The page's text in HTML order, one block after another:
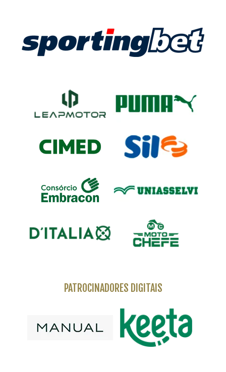
PATROCINADORES DIGITAIS